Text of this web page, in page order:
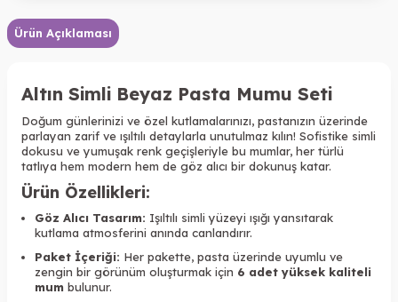
Ürün Açıklaması
Altın Simli Beyaz Pasta Mumu Seti
Doğum günlerinizi ve özel kutlamalarınızı, pastanızın üzerinde
parlayan zarif ve ışıltılı detaylarla unutulmaz kılın! Sofistike simli
dokusu ve yumuşak renk geçişleriyle bu mumlar, her türlü
tatlıya hem modern hem de göz alıcı bir dokunuş katar.
Ürün Özellikleri:
Göz Alıcı Tasarım: Işıltılı simli yüzeyi ışığı yansıtarak
kutlama atmosferini anında canlandırır.
Paket İçeriği: Her pakette, pasta üzerinde uyumlu ve
zengin bir görünüm oluşturmak için 6 adet yüksek kaliteli
mum bulunur.